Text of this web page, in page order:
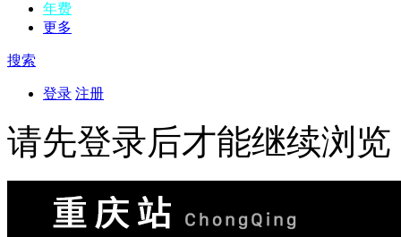
年费
更多
搜索
登录 注册
请先登录后才能继续浏览